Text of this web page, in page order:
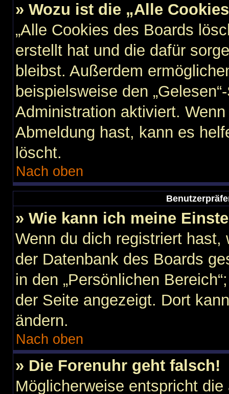
» Wozu ist die „Alle
„Alle Cookies des Boards
erstellt hat und die dafür
bleibst. Außerdem
beispielsweise den
Administration aktiviert.
Abmeldung hast, kann es
löscht.
Nach oben
» Wie kann ich meine
Wenn du dich registriert
der Datenbank des Boards
in den „Persönlichen
der Seite angezeigt. Dort
ändern.
Nach oben
» Die Forenuhr geht falsch!
Möglicherweise entspricht